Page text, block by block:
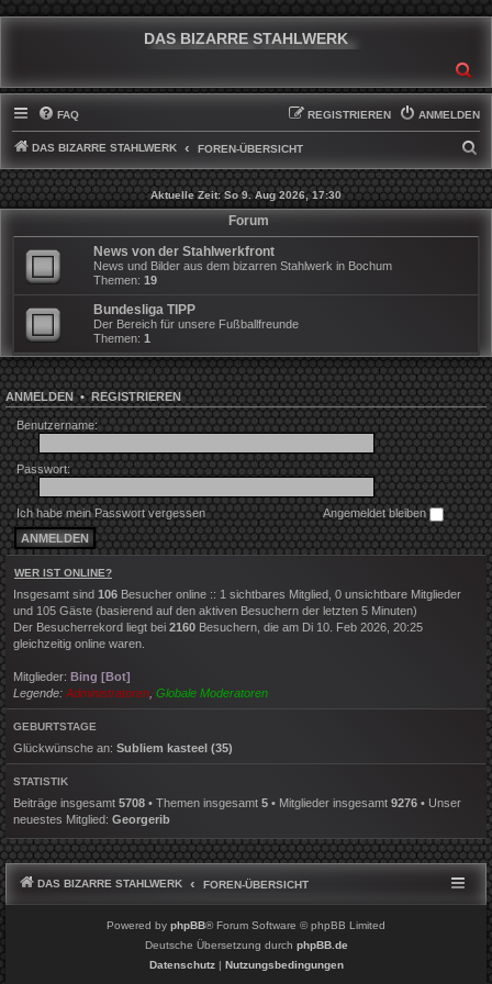
DAS BIZARRE STAHLWERK
FAQ ANMELDEN
REGISTRIEREN
DAS BIZARRE STAHLWERK FOREN-ÜBERSICHT
U
C
Aktuelle Zeit: So 9. Aug 2026, 17:30
Forum
News von der Stahlwerkfront
News und Bilder aus dem bizarren Stahlwerk in Bochum
Themen: 19
Bundesliga TIPP
Der Bereich für unsere Fußballfreunde
Themen: 1
ANMELDEN•REGISTRIEREN
Benutzername:
Passwort:
Ich habe mein Passwort vergessen Angemeldet bleiben
WER IST ONLINE?
Insgesamt sind 106 Besucher online :: 1 sichtbares Mitglied, 0 unsichtbare Mitglieder
und 105 Gäste (basierend auf den aktiven Besuchern der letzten 5 Minuten)
Der Besucherrekord liegt bei 2160 Besuchern, die am Di 10. Feb 2026, 20:25
gleichzeitig online waren.
Mitglieder: Bing [Bot]
Legende: Administratoren Globale Moderatoren
GEBURTSTAGE
Glückwünsche an: Subliem kasteel (35)
STATISTIK
Beiträge insgesamt 5708 • Themen insgesamt 5 • Mitglieder insgesamt 9276 • Unser
neuestes Mitglied: Georgerib
DAS BIZARRE STAHLWERK FOREN-ÜBERSICHT
Powered by phpBB® Forum Software © phpBB Limited
Deutsche Übersetzung durch phpBB.de
Datenschutz| Nutzungsbedingungen